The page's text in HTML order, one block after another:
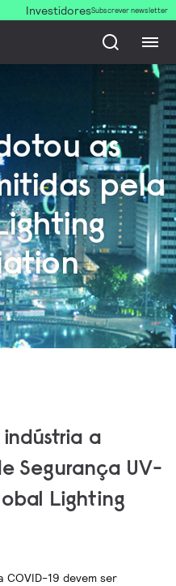
InvestidoresSubscrever newsletter
as
pela
a
Segurança UV-
Lighting
19 devem ser